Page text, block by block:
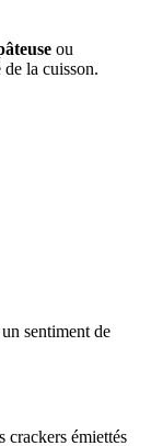
ou
la cuisson.
sentiment de
crackers émiettés